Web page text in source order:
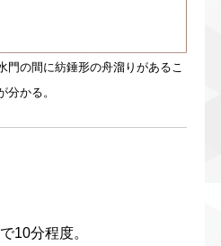
門の間に紡錘形の舟溜りがあるこ
分かる。
10分程度。